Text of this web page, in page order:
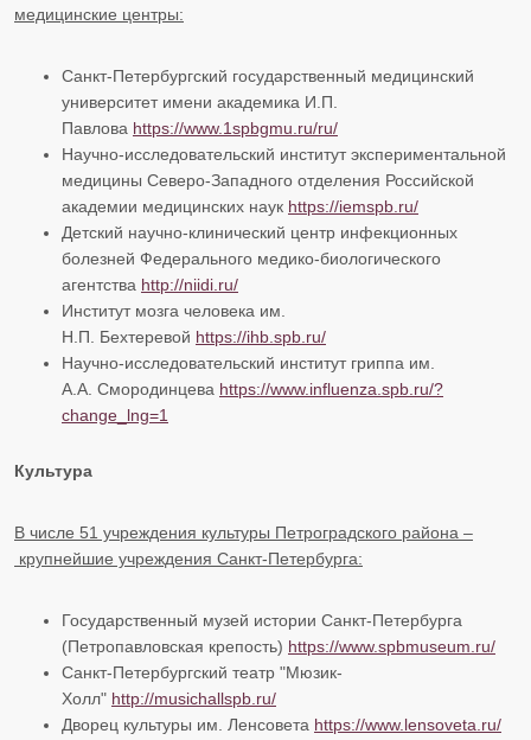
медицинские центры:
Санкт-Петербургский государственный медицинский
университет имени академика И.П.
Павлова https://www.1spbgmu.ru/ru/
Научно-исследовательский институт экспериментальной
медицины Северо-Западного отделения Российской
академии медицинских наук https://iemspb.ru/
Детский научно-клинический центр инфекционных
болезней Федерального медико-биологического
агентства http://niidi.ru/
Институт мозга человека им.
Н.П. Бехтеревой https://ihb.spb.ru/
Научно-исследовательский институт гриппа им.
А.А. Смородинцева https://www.influenza.spb.ru/?
change_lng=1
Культура
В числе 51 учреждения культуры Петроградского района –
крупнейшие учреждения Санкт-Петербурга:
Государственный музей истории Санкт-Петербурга
(Петропавловская крепость) https://www.spbmuseum.ru/
Санкт-Петербургский театр "Мюзик-
Холл" http://musichallspb.ru/
Дворец культуры им. Ленсовета https://www.lensoveta.ru/